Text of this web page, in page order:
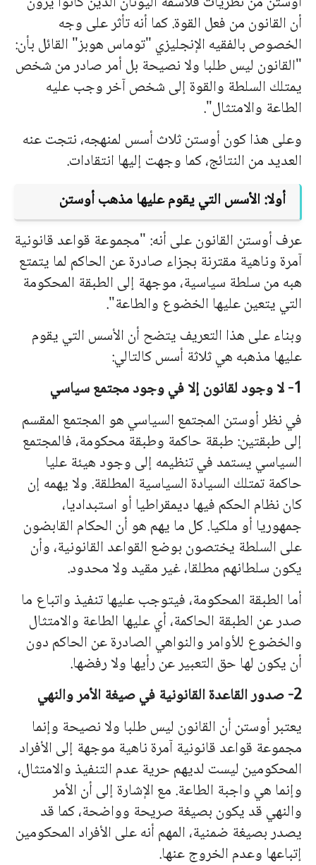
أن القانون من فعل القوة. كما أنه تأثر على وجه
الخصوص بالفقيه الإنجليزي "توماس هوبز" القائل بأن:
"القانون ليس طلبا ولا نصيحة بل أمر صادر من شخص
يمتلك السلطة والقوة إلى شخص آخر وجب عليه
الطاعة والامتثال".
وعلى هذا كون أوستن ثلاث أسس لمنهجه، نتجت عنه
العديد من النتائج، كما وجهت إليها انتقادات.
أولا: الأسس التي يقوم عليها مذهب أوستن
عرف أوستن القانون على أنه: "مجموعة قواعد قانونية
آمرة وناهية مقترنة بجزاء صادرة عن الحاكم لما يتمتع
هبه من سلطة سياسية، موجهة إلى الطبقة المحكومة
التي يتعين عليها الخضوع والطاعة".
وبناء على هذا التعريف يتضح أن الأسس التي يقوم
عليها مذهبه هي ثلاثة أسس كالتالي:
1- لا وجود لقانون إلا في وجود مجتمع سياسي
في نظر أوستن المجتمع السياسي هو المجتمع المقسم
إلى طبقتين: طبقة حاكمة وطبقة محكومة، فالمجتمع
السياسي يستمد في تنظيمه إلى وجود هيئة عليا
حاكمة تمتلك السيادة السياسية المطلقة. ولا يهمه إن
كان نظام الحكم فيها ديمقراطيا أو استبداديا،
جمهوريا أو ملكيا. كل ما يهم هو أن الحكام القابضون
على السلطة يختصون بوضع القواعد القانونية، وأن
يكون سلطانهم مطلقا، غير مقيد ولا محدود.
أما الطبقة المحكومة، فيتوجب عليها تنفيذ واتباع ما
صدر عن الطبقة الحاكمة، أي عليها الطاعة والامتثال
والخضوع للأوامر والنواهي الصادرة عن الحاكم دون
أن يكون لها حق التعبير عن رأيها ولا رفضها.
2- صدور القاعدة القانونية في صيغة الأمر والنهي
يعتبر أوستن أن القانون ليس طلبا ولا نصيحة وإنما
مجموعة قواعد قانونية آمرة ناهية موجهة إلى الأفراد
المحكومين ليست لديهم حرية عدم التنفيذ والامتثال،
وإنما هي واجبة الطاعة. مع الإشارة إلى أن الأمر
والنهي قد يكون بصيغة صريحة وواضحة، كما قد
يصدر بصيغة ضمنية، المهم أنه على الأفراد المحكومين
إتباعها وعدم الخروج عنها.